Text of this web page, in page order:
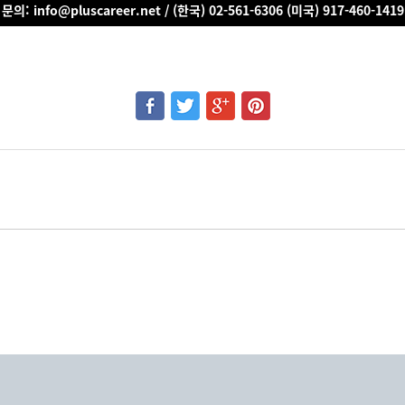
문의: info@pluscareer.net / (한국) 02-561-6306 (미국) 917-460-1419